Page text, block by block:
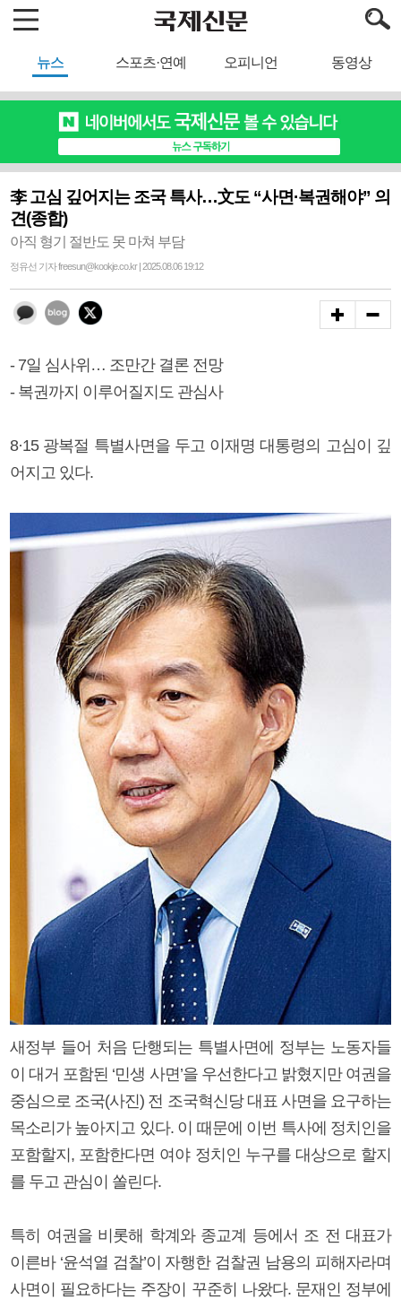
뉴스 스포츠·연예 오피니언 동영상
李 고심 깊어지는 조국 특사…文도 “사면·복권해야” 의
견(종합)
아직 형기 절반도 못 마쳐 부담
정유선 기자 freesun@kookje.co.kr | 2025.08.06 19:12
- 7일 심사위… 조만간 결론 전망
- 복권까지 이루어질지도 관심사
8·15 광복절 특별사면을 두고 이재명 대통령의 고심이 깊
어지고 있다.
새정부 들어 처음 단행되는 특별사면에 정부는 노동자들
이 대거 포함된 ‘민생 사면’을 우선한다고 밝혔지만 여권을
중심으로 조국(사진) 전 조국혁신당 대표 사면을 요구하는
목소리가 높아지고 있다. 이 때문에 이번 특사에 정치인을
포함할지, 포함한다면 여야 정치인 누구를 대상으로 할지
를 두고 관심이 쏠린다.
특히 여권을 비롯해 학계와 종교계 등에서 조 전 대표가
이른바 ‘윤석열 검찰’이 자행한 검찰권 남용의 피해자라며
사면이 필요하다는 주장이 꾸준히 나왔다. 문재인 정부에